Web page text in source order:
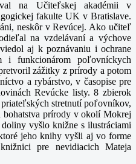
na Učiteľskej akadémii v
fakulte UK v Bratislave.
neskôr v Revúcej. Ako učiteľ
na vzdelávaní a výchove
aj k poznávaniu i ochrane
funkcionárom poľovníckych
zážitky z prírody a potom
a rybárstvo, v časopise pre
Revúcke listy. 8 zbierok
stretnutí poľovníkov,
bohatstva prírody v okolí Mokrej
vyšlo knižne s ilustráciami
jeho knihy vyšli aj vo forme
pre nevidiacich Mateja